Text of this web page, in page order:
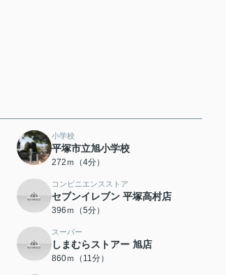
小学校
平塚市立旭小学校
272ｍ（4分）
コンビニエンスストア
セブンイレブン 平塚高村店
396ｍ（5分）
スーパー
しまむらストアー 旭店
860ｍ（11分）